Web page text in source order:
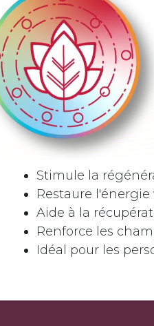
Stimule la
Restaure
Aide à la
Renforce les
Idéal pour les